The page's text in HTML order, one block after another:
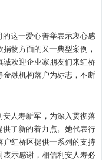
这一爱心善举表示衷心感
物方面的又一典型案例，
诚欢迎企业家朋友们来红桥
融机构落户为标志，不断
人寿新军，为深入贯彻落
供了新的着力点。她代表行
红桥区提供一系列的支持
示感谢，相信利安人寿必